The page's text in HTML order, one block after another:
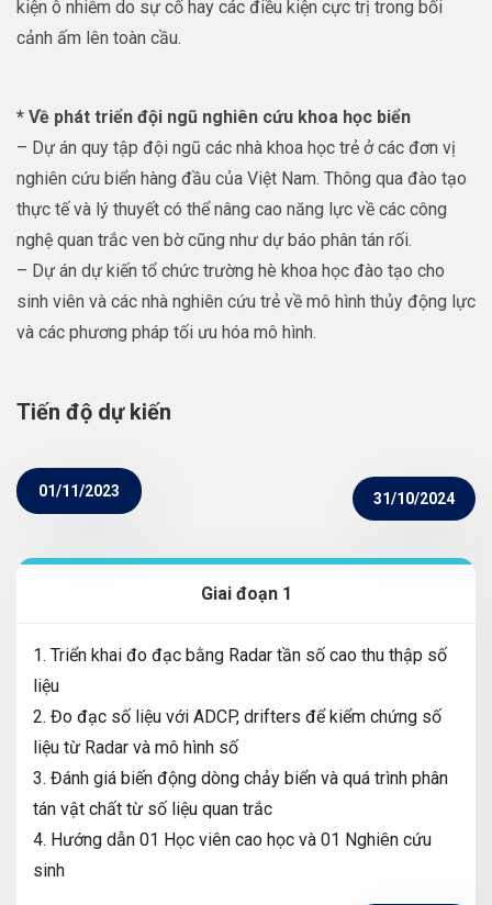
kiện ô nhiễm do sự cố hay các điều kiện cực trị trong bối
cảnh ấm lên toàn cầu.
* Về phát triển đội ngũ nghiên cứu khoa học biển
– Dự án quy tập đội ngũ các nhà khoa học trẻ ở các đơn vị
nghiên cứu biển hàng đầu của Việt Nam. Thông qua đào tạo
thực tế và lý thuyết có thể nâng cao năng lực về các công
nghệ quan trắc ven bờ cũng như dự báo phân tán rối.
– Dự án dự kiến tổ chức trường hè khoa học đào tạo cho
sinh viên và các nhà nghiên cứu trẻ về mô hình thủy động lực
và các phương pháp tối ưu hóa mô hình.
Tiến độ dự kiến
01/11/2023 31/10/2024
Giai đoạn 1
1. Triển khai đo đạc bằng Radar tần số cao thu thập số
liệu
2. Đo đạc số liệu với ADCP, drifters để kiểm chứng số
liệu từ Radar và mô hình số
3. Đánh giá biến động dòng chảy biển và quá trình phân
tán vật chất từ số liệu quan trắc
4. Hướng dẫn 01 Học viên cao học và 01 Nghiên cứu
sinh